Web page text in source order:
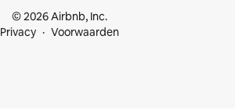
© 2026 Airbnb, Inc.
Privacy
Voorwaarden